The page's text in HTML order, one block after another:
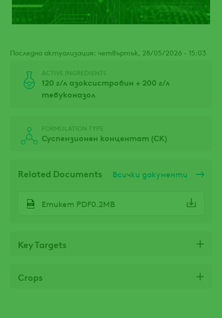
Последна актуализация: четвъртък, 28/05/2026 - 15:03
ACTIVE INGREDIENTS
120 г/л азоксистробин + 200 г/л
тебуконазол
FORMULATION TYPE
Суспензионен концентат (СК)
Related Documents Всички документи
Етикет PDF0.2MB
Key Targets
Crops